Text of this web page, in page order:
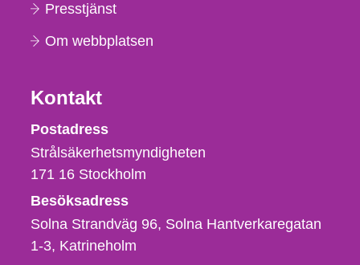
Presstjänst
Om webbplatsen
Kontakt
Strålsäkerhetsmyndigheten
Postadress
Strålsäkerhetsmyndigheten
171 16 Stockholm
Besöksadress
Solna Strandväg 96, Solna Hantverkaregatan
1-3 Katrineholm